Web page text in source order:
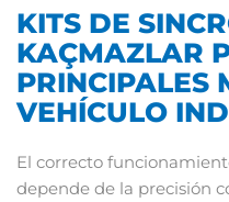
KITS DE
KAÇMAZLAR
PRINCIPALES
VEHÍCULO
El correcto
depende de la precisión